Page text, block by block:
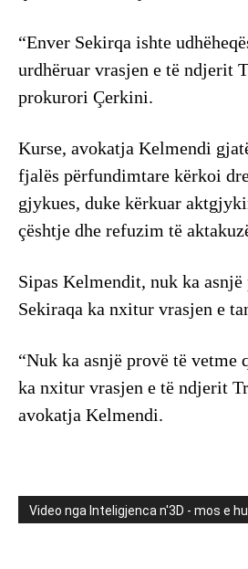
“Enver Sekirqa ishte
urdhëruar vrasjen e të ndjerit
prokurori Çerkini.
Kurse, avokatja Kelmendi
fjalës përfundimtare kërkoi
gjykues, duke kërkuar
çështje dhe refuzim të
Sipas Kelmendit, nuk ka
Sekiraqa ka nxitur vrasjen e
“Nuk ka asnjë provë të vetme
ka nxitur vrasjen e të ndjerit
avokatja Kelmendi.
Video nga Inteligjenca n'3D - mos e